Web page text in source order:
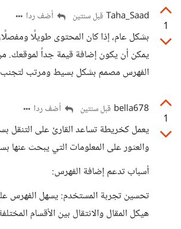
1
Taha_Saad قبل سنتين أضف ردا
بشكل عام، إذا كان المحتوى طويلًا
يمكن أن يكون إضافة قيمة جداً لموقعك.
الفهرس مصمم بشكل بسيط ومرتب لتجنب
1
bella678 قبل سنتين أضف ردا
يعمل كخريطة تساعد القارئ على التنقل
والعثور على المعلومات التي يبحث عنها
أسباب تدعم إضافة الفهرس:
تحسين تجربة المستخدم: يسهل الفهرس
هيكل المقال والانتقال بين الأقسام